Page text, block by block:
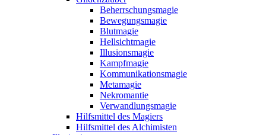
Beherrschungsmagie
Bewegungsmagie
Blutmagie
Hellsichtmagie
Illusionsmagie
Kampfmagie
Kommunikationsmagie
Metamagie
Nekromantie
Verwandlungsmagie
Hilfsmittel des Magiers
Hilfsmittel des Alchimisten